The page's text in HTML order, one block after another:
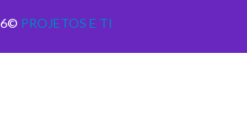
PROJETOS E TI